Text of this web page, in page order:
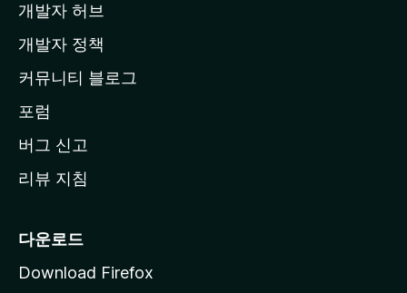
이
지
이
동
개발자 허브
개발자 정책
커뮤니티 블로그
포럼
버그 신고
리뷰 지침
다운로드
Download Firefox